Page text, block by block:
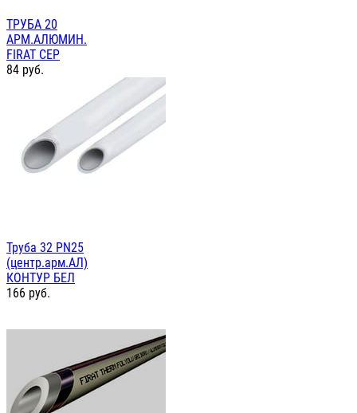
ТРУБА 20
АРМ.АЛЮМИН.
FIRAT СЕР
84 руб.
Труба 32 PN25
(центр.арм.АЛ)
КОНТУР БЕЛ
166 руб.